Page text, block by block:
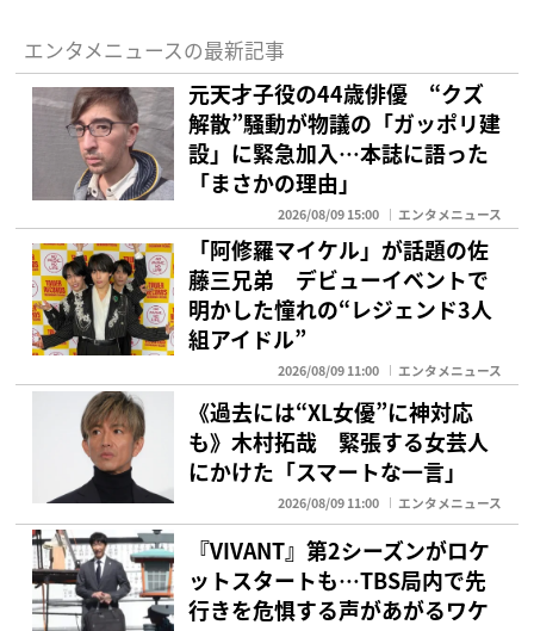
エンタメニュースの最新記事
元天才子役の44歳俳優 “クズ
解散”騒動が物議の「ガッポリ建
設」に緊急加入…本誌に語った
「まさかの理由」
2026/08/09 15:00 エンタメニュース
「阿修羅マイケル」が話題の佐
藤三兄弟 デビューイベントで
明かした憧れの“レジェンド3人
組アイドル”
2026/08/09 11:00 エンタメニュース
《過去には“XL女優”に神対応
も》木村拓哉 緊張する女芸人
にかけた「スマートな一言」
2026/08/09 11:00 エンタメニュース
『VIVANT』第2シーズンがロケ
ットスタートも…TBS局内で先
行きを危惧する声があがるワケ